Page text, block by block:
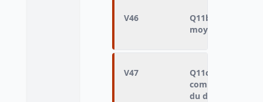
V46
Q11b - Approuve
moyen a une
V47
Q11c - Approuve
comprends
du débat